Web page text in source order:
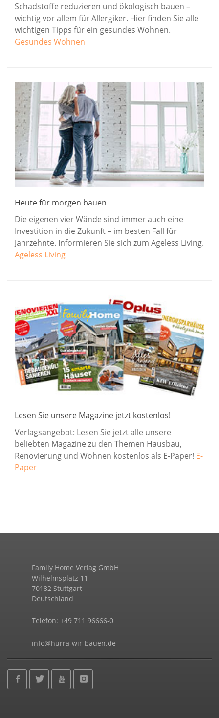
Schadstoffe reduzieren und ökologisch bauen –
wichtig vor allem für Allergiker. Hier finden Sie alle
wichtigen Tipps für ein gesundes Wohnen.
Gesundes Wohnen
Heute für morgen bauen
Die eigenen vier Wände sind immer auch eine
Investition in die Zukunft – im besten Fall für
Jahrzehnte. Informieren Sie sich zum Ageless Living.
Ageless Living
Lesen Sie unsere Magazine jetzt kostenlos!
Verlagsangebot: Lesen Sie jetzt alle unsere
beliebten Magazine zu den Themen Hausbau,
Renovierung und Wohnen kostenlos als E-Paper! E-
Paper
Family Home Verlag GmbH
Wilhelmsplatz 11
70182 Stuttgart
Deutschland
Telefon: +49 711 96666-0
info@hurra-wir-bauen.de